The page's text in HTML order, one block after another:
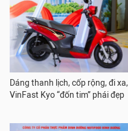
Dáng thanh lịch, cốp rộng, đi xa,
VinFast Kyo “đốn tim” phái đẹp